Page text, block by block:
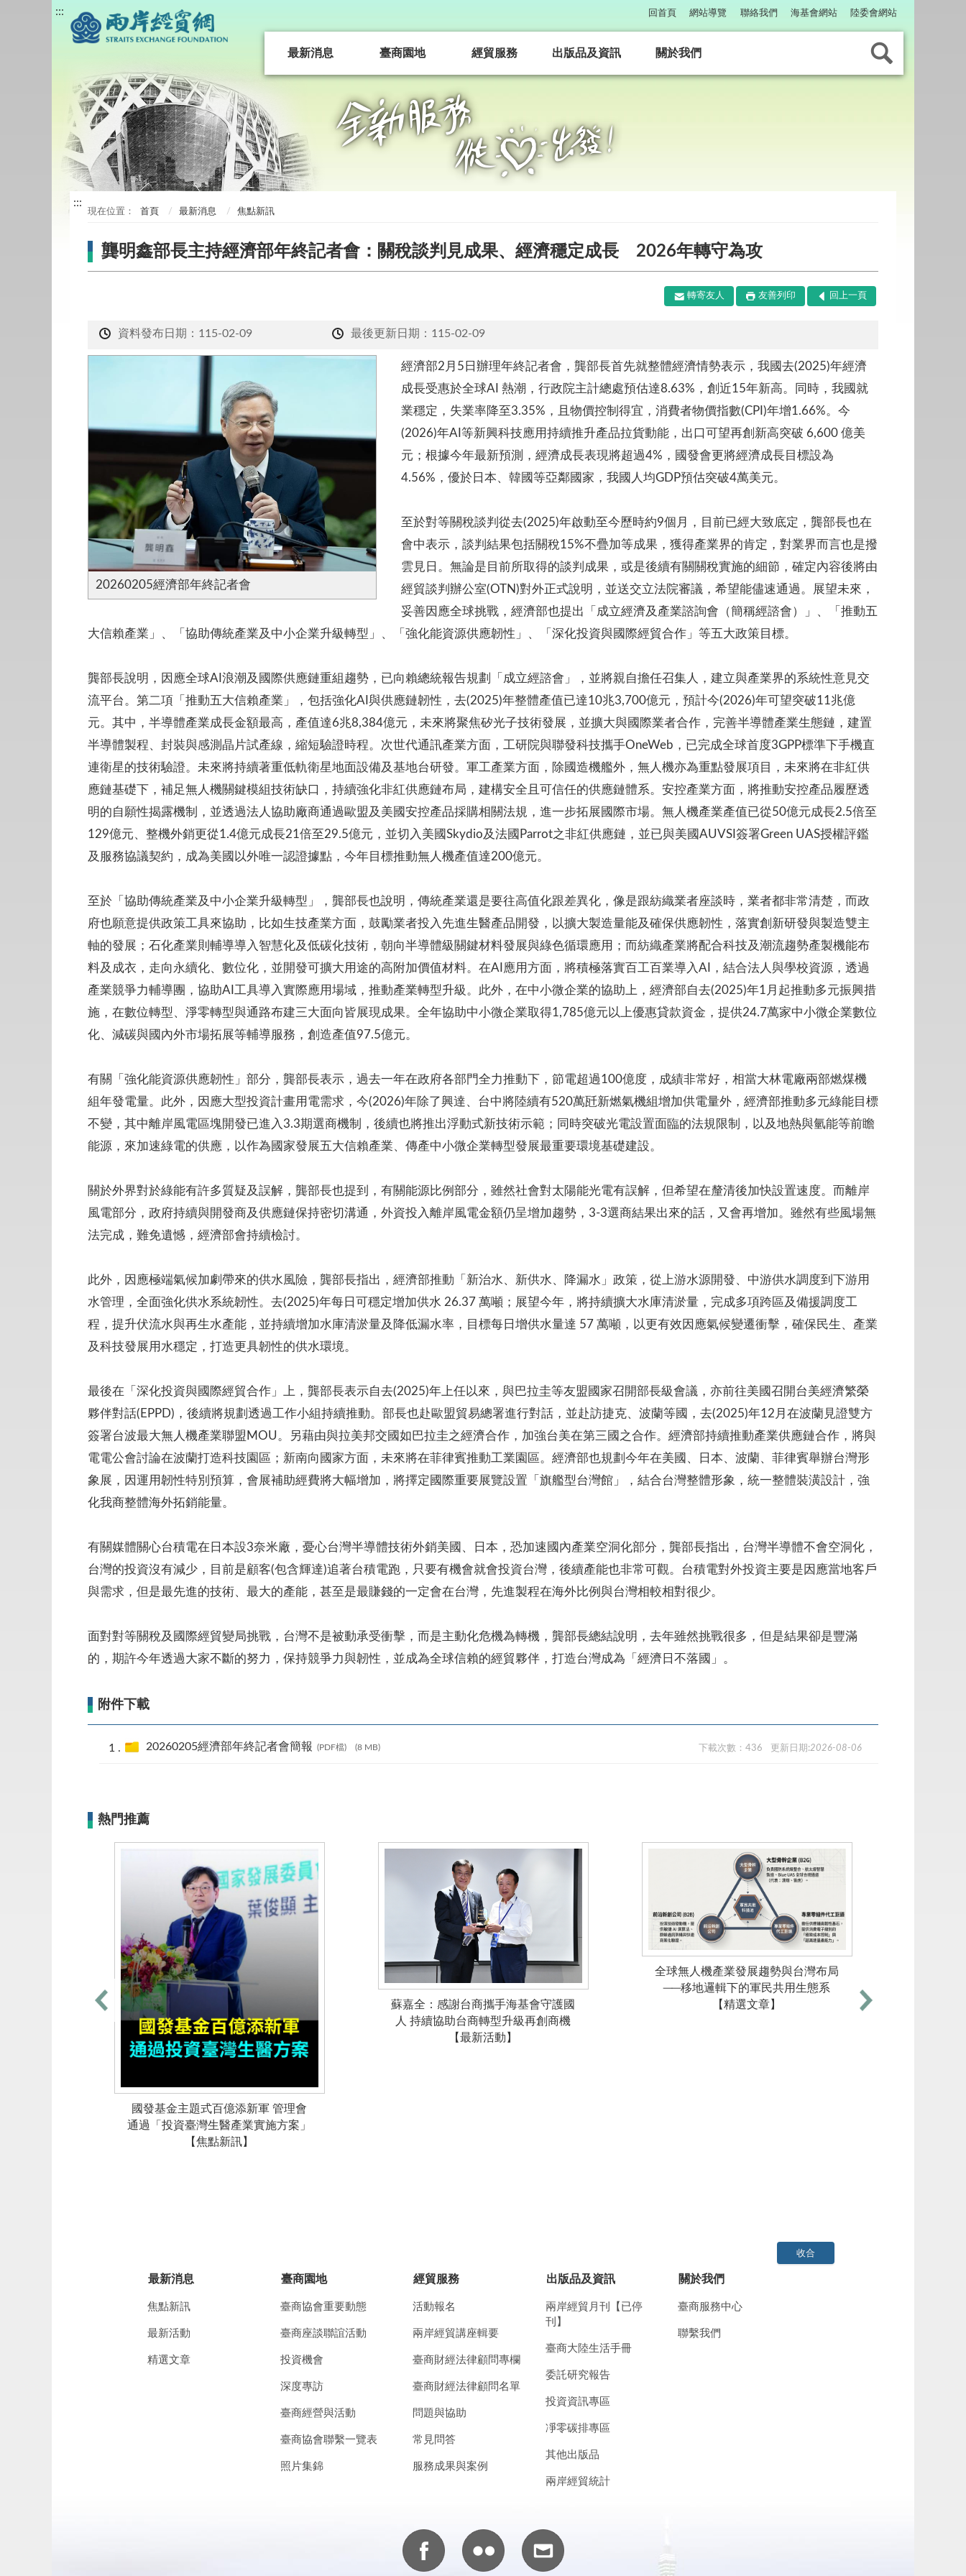
回首頁 網站導覽 聯絡我們 海基會網站 陸委會網站
:::
最新消息 臺商園地 經貿服務 出版品及資訊 關於我們
:::
首頁 最新消息 焦點新訊
龔明鑫部長主持經濟部年終記者會：關稅談判見成果、經濟穩定成長 2026年轉守為攻
回上一頁
友善列印
轉寄友人
資料發布日期：115-02-09 最後更新日期：115-02-09
20260205經濟部年終記者會
經濟部2月5日辦理年終記者會，龔部長首先就整體經濟情勢表示，我國去(2025)年經濟
成長受惠於全球AI 熱潮，行政院主計總處預估達8.63%，創近15年新高。同時，我國就
業穩定，失業率降至3.35%，且物價控制得宜，消費者物價指數(CPI)年增1.66%。今
(2026)年AI等新興科技應用持續推升產品拉貨動能，出口可望再創新高突破 6,600 億美
元；根據今年最新預測，經濟成長表現將超過4%，國發會更將經濟成長目標設為
4.56%，優於日本、韓國等亞鄰國家，我國人均GDP預估突破4萬美元。
至於對等關稅談判從去(2025)年啟動至今歷時約9個月，目前已經大致底定，龔部長也在
會中表示，談判結果包括關稅15%不疊加等成果，獲得產業界的肯定，對業界而言也是撥
雲見日。無論是目前所取得的談判成果，或是後續有關關稅實施的細節，確定內容後將由
經貿談判辦公室(OTN)對外正式說明，並送交立法院審議，希望能儘速通過。展望未來，
妥善因應全球挑戰，經濟部也提出「成立經濟及產業諮詢會（簡稱經諮會）」、「推動五
大信賴產業」、「協助傳統產業及中小企業升級轉型」、「強化能資源供應韌性」、「深化投資與國際經貿合作」等五大政策目標。
龔部長說明，因應全球AI浪潮及國際供應鏈重組趨勢，已向賴總統報告規劃「成立經諮會」，並將親自擔任召集人，建立與產業界的系統性意見交
流平台。第二項「推動五大信賴產業」，包括強化AI與供應鏈韌性，去(2025)年整體產值已達10兆3,700億元，預計今(2026)年可望突破11兆億
元。其中，半導體產業成長金額最高，產值達6兆8,384億元，未來將聚焦矽光子技術發展，並擴大與國際業者合作，完善半導體產業生態鏈，建置
半導體製程、封裝與感測晶片試產線，縮短驗證時程。次世代通訊產業方面，工研院與聯發科技攜手OneWeb，已完成全球首度3GPP標準下手機直
連衛星的技術驗證。未來將持續著重低軌衛星地面設備及基地台研發。軍工產業方面，除國造機艦外，無人機亦為重點發展項目，未來將在非紅供
應鏈基礎下，補足無人機關鍵模組技術缺口，持續強化非紅供應鏈布局，建構安全且可信任的供應鏈體系。安控產業方面，將推動安控產品履歷透
明的自願性揭露機制，並透過法人協助廠商通過歐盟及美國安控產品採購相關法規，進一步拓展國際市場。無人機產業產值已從50億元成長2.5倍至
129億元、整機外銷更從1.4億元成長21倍至29.5億元，並切入美國Skydio及法國Parrot之非紅供應鏈，並已與美國AUVSI簽署Green UAS授權評鑑
及服務協議契約，成為美國以外唯一認證據點，今年目標推動無人機產值達200億元。
至於「協助傳統產業及中小企業升級轉型」，龔部長也說明，傳統產業還是要往高值化跟差異化，像是跟紡織業者座談時，業者都非常清楚，而政
府也願意提供政策工具來協助，比如生技產業方面，鼓勵業者投入先進生醫產品開發，以擴大製造量能及確保供應韌性，落實創新研發與製造雙主
軸的發展；石化產業則輔導導入智慧化及低碳化技術，朝向半導體級關鍵材料發展與綠色循環應用；而紡織產業將配合科技及潮流趨勢產製機能布
料及成衣，走向永續化、數位化，並開發可擴大用途的高附加價值材料。在AI應用方面，將積極落實百工百業導入AI，結合法人與學校資源，透過
產業競爭力輔導團，協助AI工具導入實際應用場域，推動產業轉型升級。此外，在中小微企業的協助上，經濟部自去(2025)年1月起推動多元振興措
施，在數位轉型、淨零轉型與通路布建三大面向皆展現成果。全年協助中小微企業取得1,785億元以上優惠貸款資金，提供24.7萬家中小微企業數位
化、減碳與國內外市場拓展等輔導服務，創造產值97.5億元。
有關「強化能資源供應韌性」部分，龔部長表示，過去一年在政府各部門全力推動下，節電超過100億度，成績非常好，相當大林電廠兩部燃煤機
組年發電量。此外，因應大型投資計畫用電需求，今(2026)年除了興達、台中將陸續有520萬瓩新燃氣機組增加供電量外，經濟部推動多元綠能目標
不變，其中離岸風電區塊開發已進入3.3期選商機制，後續也將推出浮動式新技術示範；同時突破光電設置面臨的法規限制，以及地熱與氫能等前瞻
能源，來加速綠電的供應，以作為國家發展五大信賴產業、傳產中小微企業轉型發展最重要環境基礎建設。
關於外界對於綠能有許多質疑及誤解，龔部長也提到，有關能源比例部分，雖然社會對太陽能光電有誤解，但希望在釐清後加快設置速度。而離岸
風電部分，政府持續與開發商及供應鏈保持密切溝通，外資投入離岸風電金額仍呈增加趨勢，3-3選商結果出來的話，又會再增加。雖然有些風場無
法完成，難免遺憾，經濟部會持續檢討。
此外，因應極端氣候加劇帶來的供水風險，龔部長指出，經濟部推動「新治水、新供水、降漏水」政策，從上游水源開發、中游供水調度到下游用
水管理，全面強化供水系統韌性。去(2025)年每日可穩定增加供水 26.37 萬噸；展望今年，將持續擴大水庫清淤量，完成多項跨區及備援調度工
程，提升伏流水與再生水產能，並持續增加水庫清淤量及降低漏水率，目標每日增供水量達 57 萬噸，以更有效因應氣候變遷衝擊，確保民生、產業
及科技發展用水穩定，打造更具韌性的供水環境。
最後在「深化投資與國際經貿合作」上，龔部長表示自去(2025)年上任以來，與巴拉圭等友盟國家召開部長級會議，亦前往美國召開台美經濟繁榮
夥伴對話(EPPD)，後續將規劃透過工作小組持續推動。部長也赴歐盟貿易總署進行對話，並赴訪捷克、波蘭等國，去(2025)年12月在波蘭見證雙方
簽署台波最大無人機產業聯盟MOU。另藉由與拉美邦交國如巴拉圭之經濟合作，加強台美在第三國之合作。經濟部持續推動產業供應鏈合作，將與
電電公會討論在波蘭打造科技園區；新南向國家方面，未來將在菲律賓推動工業園區。經濟部也規劃今年在美國、日本、波蘭、菲律賓舉辦台灣形
象展，因運用韌性特別預算，會展補助經費將大幅增加，將擇定國際重要展覽設置「旗艦型台灣館」，結合台灣整體形象，統一整體裝潢設計，強
化我商整體海外拓銷能量。
有關媒體關心台積電在日本設3奈米廠，憂心台灣半導體技術外銷美國、日本，恐加速國內產業空洞化部分，龔部長指出，台灣半導體不會空洞化，
台灣的投資沒有減少，目前是顧客(包含輝達)追著台積電跑，只要有機會就會投資台灣，後續產能也非常可觀。台積電對外投資主要是因應當地客戶
與需求，但是最先進的技術、最大的產能，甚至是最賺錢的一定會在台灣，先進製程在海外比例與台灣相較相對很少。
面對對等關稅及國際經貿變局挑戰，台灣不是被動承受衝擊，而是主動化危機為轉機，龔部長總結說明，去年雖然挑戰很多，但是結果卻是豐滿
的，期許今年透過大家不斷的努力，保持競爭力與韌性，並成為全球信賴的經貿夥伴，打造台灣成為「經濟日不落國」。
附件下載
20260205經濟部年終記者會簡報 (PDF檔) (8 MB) 更新日期:2026-08-06
下載次數：436
熱門推薦
國發基金主題式百億添新軍 管理會
通過「投資臺灣生醫產業實施方案」
【焦點新訊】
蘇嘉全：感謝台商攜手海基會守護國
人 持續協助台商轉型升級再創商機
【最新活動】
全球無人機產業發展趨勢與台灣布局
──移地邏輯下的軍民共用生態系
【精選文章】
收合
最新消息
焦點新訊
最新活動
精選文章
臺商園地
臺商協會重要動態
臺商座談聯誼活動
投資機會
深度專訪
臺商經營與活動
臺商協會聯繫一覽表
照片集錦
經貿服務
活動報名
兩岸經貿講座輯要
臺商財經法律顧問專欄
臺商財經法律顧問名單
問題與協助
常見問答
服務成果與案例
出版品及資訊
兩岸經貿月刊【已停
刊】
臺商大陸生活手冊
委託研究報告
投資資訊專區
凈零碳排專區
其他出版品
兩岸經貿統計
關於我們
臺商服務中心
聯繫我們